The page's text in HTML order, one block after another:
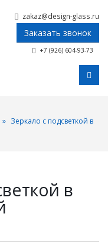
zakaz@design-glass.ru
Заказать звонок
+7 (926) 604-93-73
» Зеркало с подсветкой в
в